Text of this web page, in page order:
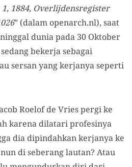
1884, Overlijdensregister
” (dalam openarch.nl), saat
dunia pada 30 Oktober
bekerja sebagai
sersan yang kerjanya seperti
Roelof de Vries pergi ke
karena dilatari profesinya
dia dipindahkan kerjanya ke
di seberang lautan? Atau